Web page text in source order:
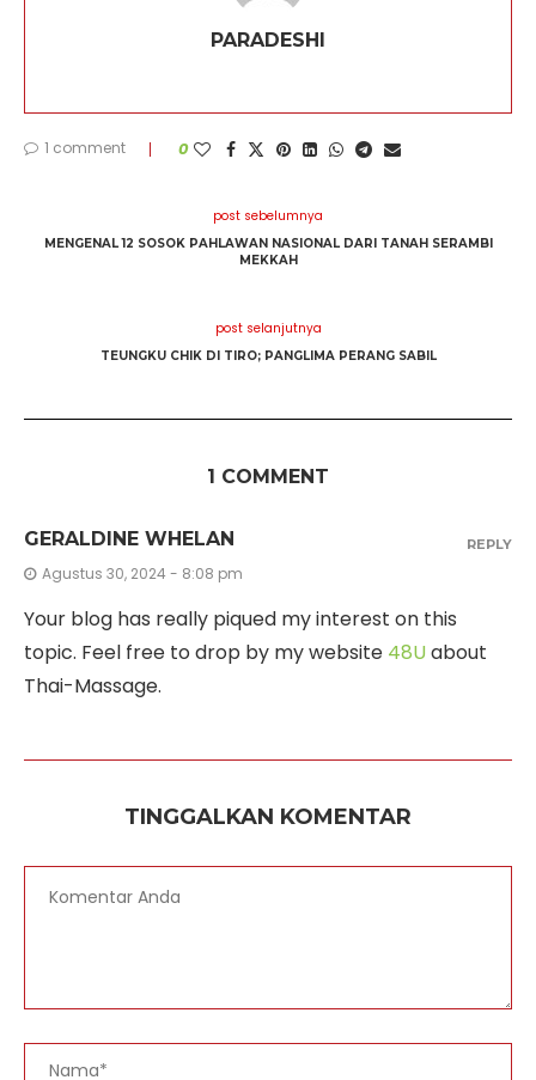
PARADESHI
1 comment 0
post sebelumnya
MENGENAL 12 SOSOK PAHLAWAN NASIONAL DARI TANAH SERAMBI
MEKKAH
post selanjutnya
TEUNGKU CHIK DI TIRO; PANGLIMA PERANG SABIL
1 COMMENT
GERALDINE WHELAN
Agustus 30, 2024 - 8:08 pm
Your blog has really piqued my interest on this
topic. Feel free to drop by my website 48Uabout
Thai-Massage.
REPLY
TINGGALKAN KOMENTAR